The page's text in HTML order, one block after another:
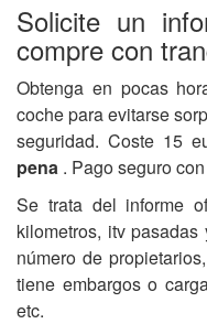
Solicite un
compre con
Obtenga en pocas
coche para evitarse
seguridad. Coste 15
pena . Pago seguro con
Se trata del informe
kilometros, itv
número de
tiene embargos o
etc.